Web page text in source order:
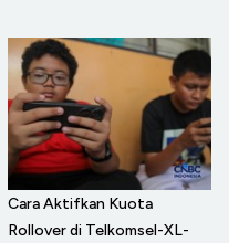
Cara Aktifkan Kuota
Rollover di Telkomsel-XL-